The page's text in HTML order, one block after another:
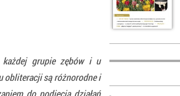
każdej grupie zębów i u
obliteracji są różnorodne i
do podjęcia działań